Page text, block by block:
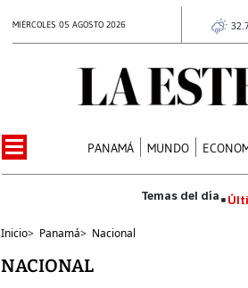
MIÉRCOLES 05 AGOSTO 2026
PANAMÁ MUNDO
Inicio> Panamá> Nacional
NACIONAL